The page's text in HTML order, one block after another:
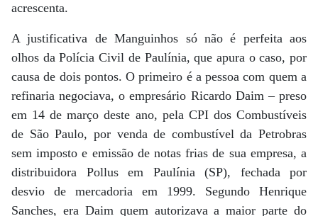
acrescenta.
A justificativa de Manguinhos só não é perfeita aos
olhos da Polícia Civil de Paulínia, que apura o caso, por
causa de dois pontos. O primeiro é a pessoa com quem a
refinaria negociava, o empresário Ricardo Daim – preso
em 14 de março deste ano, pela CPI dos Combustíveis
de São Paulo, por venda de combustível da Petrobras
sem imposto e emissão de notas frias de sua empresa, a
distribuidora Pollus em Paulínia (SP), fechada por
desvio de mercadoria em 1999. Segundo Henrique
Sanches, era Daim quem autorizava a maior parte do